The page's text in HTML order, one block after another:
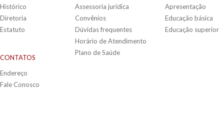
Histórico
Diretoria
Estatuto
CONTATOS
Endereço
Fale Conosco
Assessoria jurídica
Convênios
Dúvidas frequentes
Horário de Atendimento
Plano de Saúde
Apresentação
Educação básica
Educação superior